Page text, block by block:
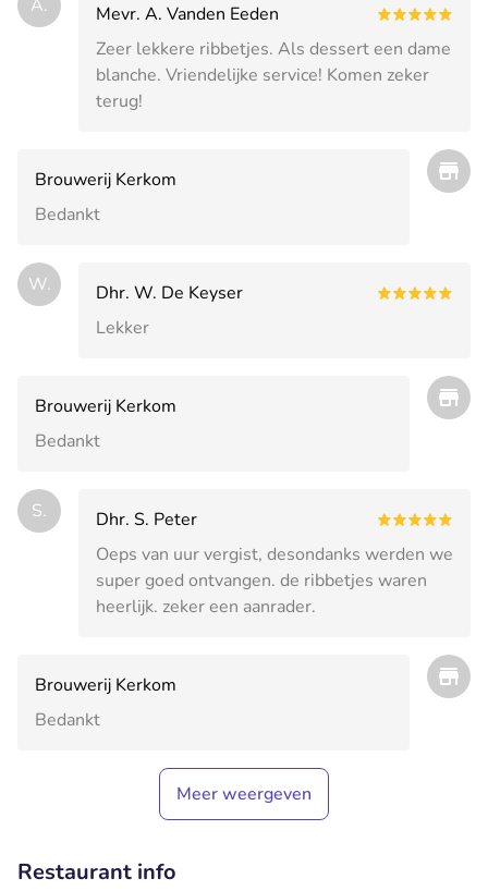
A.
Mevr. A. Vanden Eeden
Zeer lekkere ribbetjes. Als dessert een dame
blanche. Vriendelijke service! Komen zeker
terug!
Brouwerij Kerkom
Bedankt
W.
Dhr. W. De Keyser
Lekker
Brouwerij Kerkom
Bedankt
S.
Dhr. S. Peter
Oeps van uur vergist, desondanks werden we
super goed ontvangen. de ribbetjes waren
heerlijk. zeker een aanrader.
Brouwerij Kerkom
Bedankt
Meer weergeven
Restaurant info